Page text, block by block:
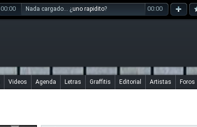
00:00 Nada cargado... ¿uno rapidito? 00:00
Videos Agenda Letras Graffitis Editorial Artistas Foros